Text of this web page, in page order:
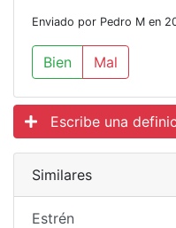
Enviado por Pedro M en
Bien Mal
Escribe una
Similares
Estrén